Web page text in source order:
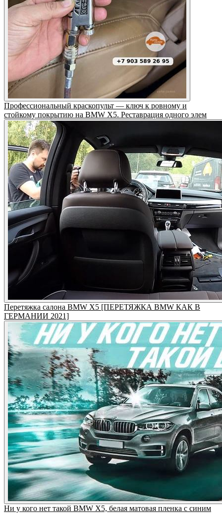
Профессиональный краскопульт — ключ к ровному и
стойкому покрытию на BMW X5. Реставрация одного элем
Перетяжка салона BMW X5 [ПЕРЕТЯЖКА BMW КАК В
ГЕРМАНИИ 2021]
Ни у кого нет такой BMW X5, белая матовая пленка с синим